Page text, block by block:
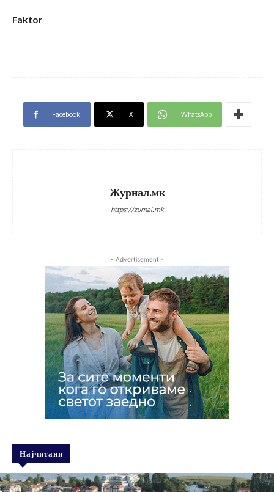
Faktor
Facebook X WhatsApp
Журнал.мк
https://zurnal.mk
- Advertisement -
Најчитани